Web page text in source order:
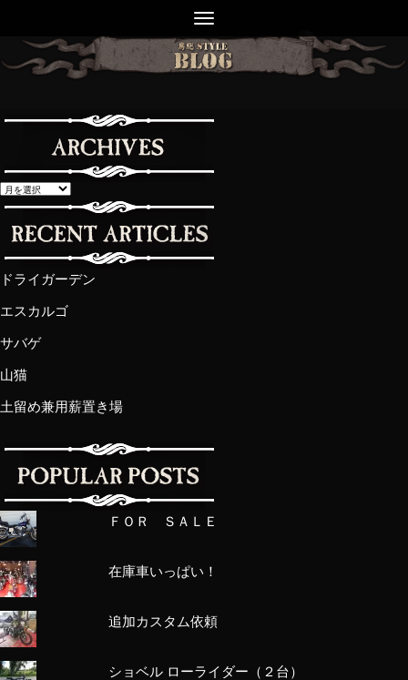
ドライガーデン
エスカルゴ
サバゲ
山猫
土留め兼用薪置き場
ＦＯＲ ＳＡＬＥ
在庫車いっぱい！
追加カスタム依頼
ショベル ローライダー（２台）